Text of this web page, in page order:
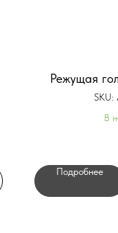
Режущая
SKU:
В
Подробнее